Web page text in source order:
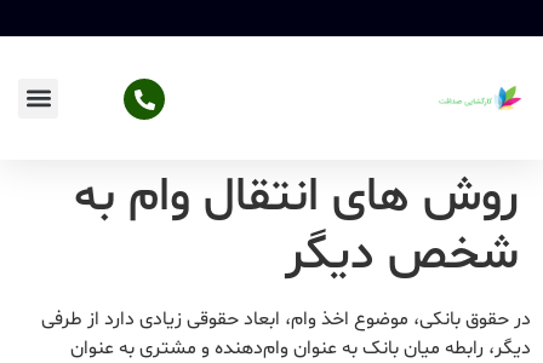
روش های انتقال وام به
شخص دیگر
در حقوق بانکی، موضوع اخذ وام، ابعاد حقوقی زیادی دارد از طرفی
دیگر، رابطه میان بانک به عنوان وام‌دهنده و مشتری به عنوان